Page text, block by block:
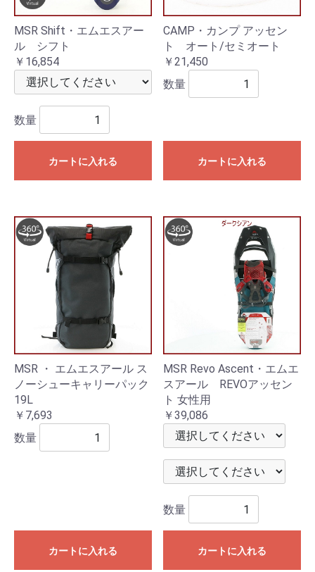
MSR Shift・エムエスアー
ル シフト
￥16,854
数量
カートに入れる
CAMP・カンプ アッセン
ト オート/セミオート
￥21,450
数量
カートに入れる
MSR ・ エムエスアール ス
ノーシューキャリーパック
19L
￥7,693
数量
カートに入れる
MSR Revo Ascent・エムエ
スアール REVOアッセン
ト 女性用
￥39,086
数量
カートに入れる